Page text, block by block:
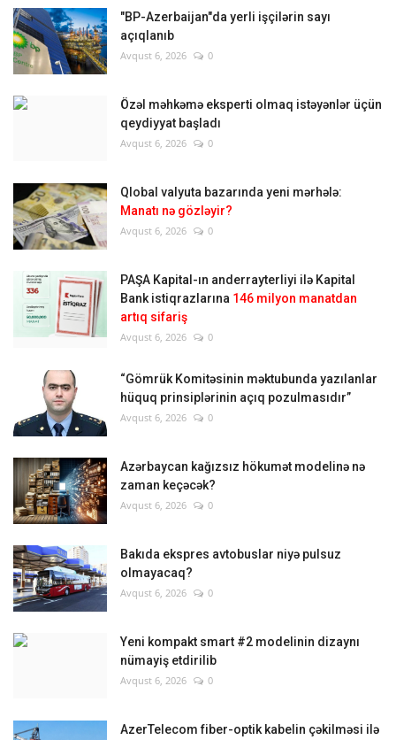
"BP-Azerbaijan"da yerli işçilərin sayı
açıqlanıb
Avqust 6, 2026 0
Özəl məhkəmə eksperti olmaq istəyənlər üçün
qeydiyyat başladı
Avqust 6, 2026 0
Qlobal valyuta bazarında yeni mərhələ:
Manatı nə gözləyir?
Avqust 6, 2026 0
PAŞA Kapital-ın anderrayterliyi ilə Kapital
Bank istiqrazlarına 146 milyon manatdan
artıq sifariş
Avqust 6, 2026 0
“Gömrük Komitəsinin məktubunda yazılanlar
hüquq prinsiplərinin açıq pozulmasıdır”
Avqust 6, 2026 0
Azərbaycan kağızsız hökumət modelinə nə
zaman keçəcək?
Avqust 6, 2026 0
Bakıda ekspres avtobuslar niyə pulsuz
olmayacaq?
Avqust 6, 2026 0
Yeni kompakt smart #2 modelinin dizaynı
nümayiş etdirilib
Avqust 6, 2026 0
AzerTelecom fiber-optik kabelin çəkilməsi ilə